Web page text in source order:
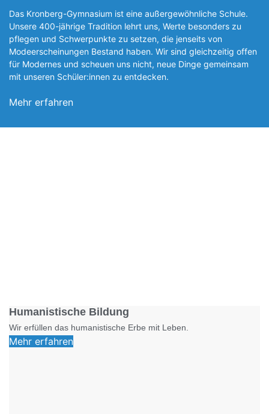
Das Kronberg-Gymnasium ist eine außergewöhnliche Schule.
Unsere 400-jährige Tradition lehrt uns, Werte besonders zu
pflegen und Schwerpunkte zu setzen, die jen­seits von
Modeerscheinungen Be­stand haben. Wir sind gleichzeitig offen
für Modernes und scheuen uns nicht, neue Dinge gemeinsam
mit unseren Schüler:innen zu entde­cken.
Mehr erfahren
Humanistische Bildung
Wir erfüllen das humanistische Erbe mit Leben.
Mehr erfahren